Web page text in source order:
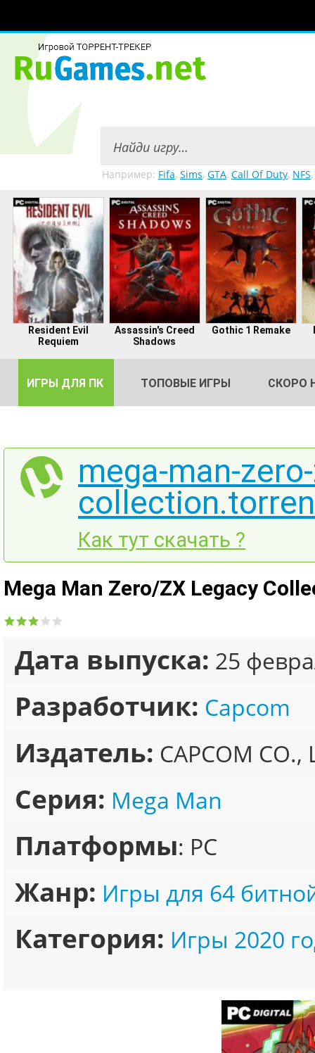
Например: Fifa, Sims, GTA, Call Of Duty, NFS,
Resident Evil
Requiem
Assassin's Creed
Shadows
Gothic 1 Remake
ИГРЫ ДЛЯ ПК ТОПОВЫЕ ИГРЫ СКОРО
mega-man-
Как тут скачать ?
Mega Man Zero/ZX Legacy
Дата выпуска: 25
Разработчик: Capcom
Издатель: CAPCOM CO.,
Серия: Mega Man
Платформы: PC
Жанр: Игры для 64
Категория: Игры 2020